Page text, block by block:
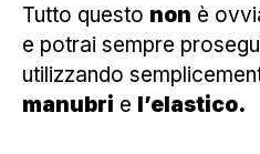
Tutto questo non è
e potrai sempre
utilizzando
manubri e l’elastico.